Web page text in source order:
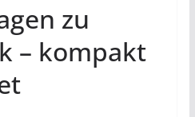
zu
– kompakt